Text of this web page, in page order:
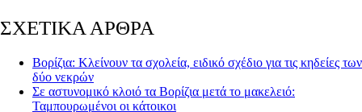
ΣΧΕΤΙΚΑ ΑΡΘΡΑ
Βορίζια: Κλείνουν τα σχολεία, ειδικό σχέδιο για τις κηδείες των
δύο νεκρών
Σε αστυνομικό κλοιό τα Βορίζια μετά το μακελειό:
Ταμπουρωμένοι οι κάτοικοι